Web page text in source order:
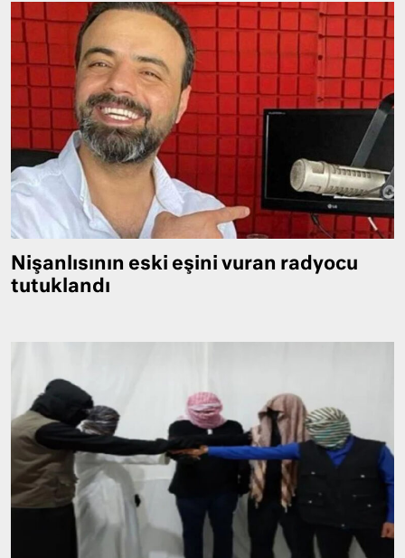
Nişanlısının eski eşini vuran radyocu
tutuklandı